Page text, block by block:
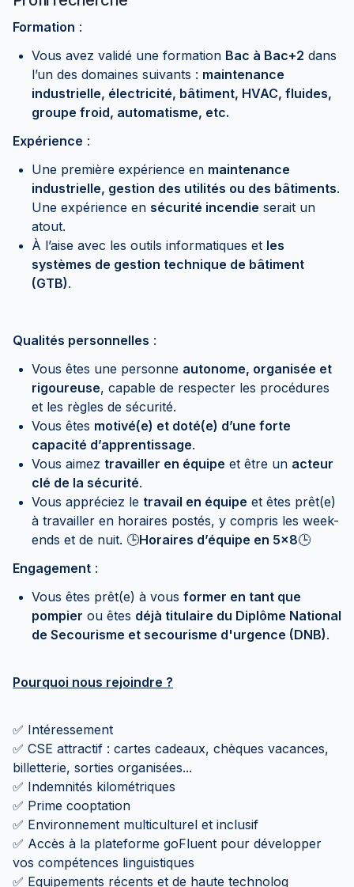
Formation :
Vous avez validé une formation Bac à Bac+2 dans
l’un des domaines suivants : maintenance
industrielle, électricité, bâtiment, HVAC, fluides,
groupe froid, automatisme, etc.
Expérience :
Une première expérience en maintenance
industrielle, gestion des utilités ou des bâtiments.
Une expérience en sécurité incendie serait un
atout.
À l’aise avec les outils informatiques et les
systèmes de gestion technique de bâtiment
(GTB).
Qualités personnelles :
Vous êtes une personne autonome, organisée et
rigoureuse, capable de respecter les procédures
et les règles de sécurité.
Vous êtes motivé(e) et doté(e) d’une forte
capacité d’apprentissage.
Vous aimez travailler en équipe et être un acteur
clé de la sécurité.
Vous appréciez le travail en équipe et êtes prêt(e)
à travailler en horaires postés, y compris les week-
ends et de nuit. 🕒Horaires d’équipe en 5x8🕒
Engagement :
Vous êtes prêt(e) à vous former en tant que
pompier ou êtes déjà titulaire du Diplôme National
de Secourisme et secourisme d'urgence (DNB).
Pourquoi nous rejoindre ?
✅ Intéressement
✅ CSE attractif : cartes cadeaux, chèques vacances,
billetterie, sorties organisées...
✅ Indemnités kilométriques
✅ Prime cooptation
✅ Environnement multiculturel et inclusif
✅ Accès à la plateforme goFluent pour développer
vos compétences linguistiques
✅ Equipements récents et de haute technolog